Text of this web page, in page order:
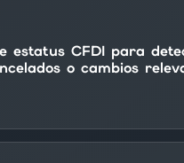
estatus CFDI para
o cambios